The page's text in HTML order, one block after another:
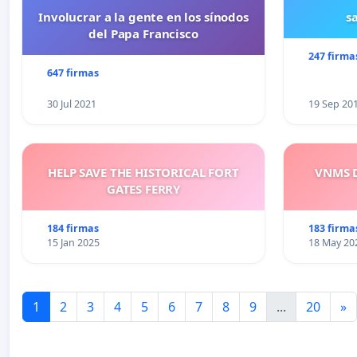
Involucrar a la gente en los sínodos
del Papa Francisco
647 firmas
30 Jul 2021
247
19 Sep
HELP SAVE THE HISTORICAL FORT
GATES FERRY
184 firmas
15 Jan 2025
VNMS
183
18 May
1 2 3 4 5 6 7 8 9 ... 20 »